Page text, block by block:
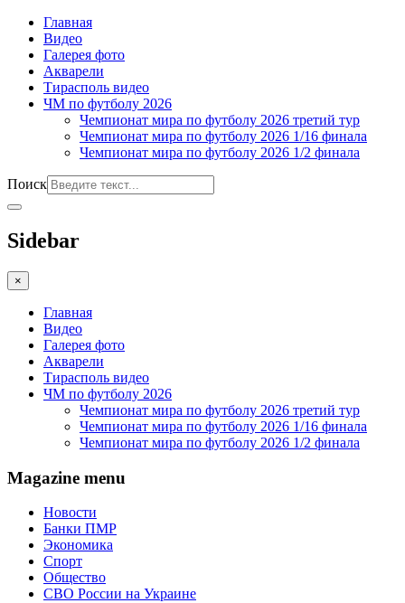
Главная
Видео
Галерея фото
Акварели
Тирасполь видео
ЧМ по футболу 2026
Чемпионат мира по футболу 2026 третий тур
Чемпионат мира по футболу 2026 1/16 финала
Чемпионат мира по футболу 2026 1/2 финала
Поиск
Sidebar
×
Главная
Видео
Галерея фото
Акварели
Тирасполь видео
ЧМ по футболу 2026
Чемпионат мира по футболу 2026 третий тур
Чемпионат мира по футболу 2026 1/16 финала
Чемпионат мира по футболу 2026 1/2 финала
Magazine menu
Новости
Банки ПМР
Экономика
Спорт
Общество
СВО России на Украине